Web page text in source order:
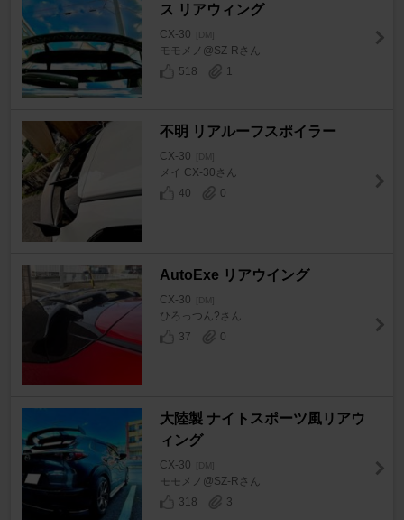
ス リアウィング
CX-30 [DM]
モモメノ@SZ-Rさん
518
1
不明 リアルーフスポイラー
CX-30 [DM]
メイ CX-30さん
40
0
AutoExe リアウイング
CX-30 [DM]
ひろっつん?さん
37
0
大陸製 ナイトスポーツ風リアウ
ィング
CX-30 [DM]
モモメノ@SZ-Rさん
318
3